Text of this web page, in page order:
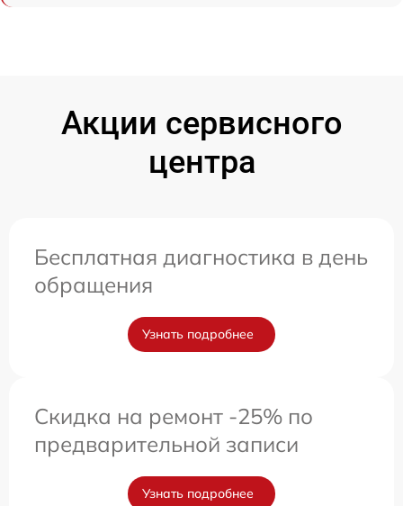
Акции сервисного
центра
Бесплатная диагностика в день
обращения
Узнать подробнее
Скидка на ремонт -25% по
предварительной записи
Узнать подробнее